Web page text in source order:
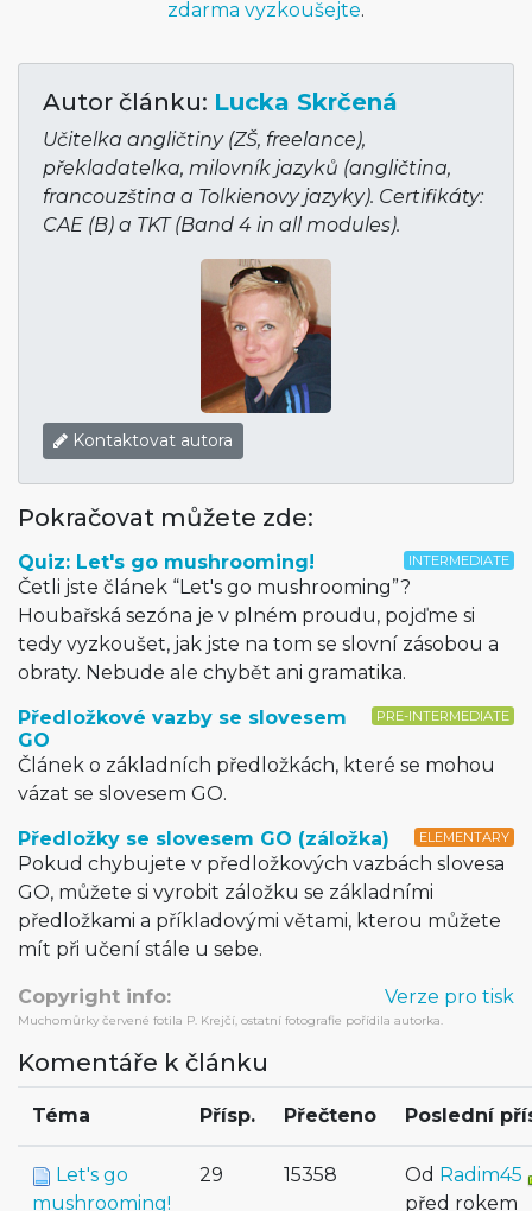
zdarma vyzkoušejte.
Autor článku: Lucka Skrčená
Učitelka angličtiny (ZŠ, freelance),
překladatelka, milovník jazyků (angličtina,
francouzština a Tolkienovy jazyky). Certifikáty:
CAE (B) a TKT (Band 4 in all modules).
Kontaktovat autora
Pokračovat můžete zde:
INTERMEDIATE
Quiz: Let's go mushrooming!
Četli jste článek “Let's go mushrooming”?
Houbařská sezóna je v plném proudu, pojďme si
tedy vyzkoušet, jak jste na tom se slovní zásobou a
obraty. Nebude ale chybět ani gramatika.
PRE-INTERMEDIATE
Předložkové vazby se slovesem
GO
Článek o základních předložkách, které se mohou
vázat se slovesem GO.
ELEMENTARY
Předložky se slovesem GO (záložka)
Pokud chybujete v předložkových vazbách slovesa
GO, můžete si vyrobit záložku se základními
předložkami a příkladovými větami, kterou můžete
mít při učení stále u sebe.
Verze pro tisk
Copyright info:
Muchomůrky červené fotila P. Krejčí, ostatní fotografie pořídila autorka.
Komentáře k článku
Téma Přísp. Přečteno Poslední
Let's go
mushrooming!
29 15358 Od Radim45
před rokem